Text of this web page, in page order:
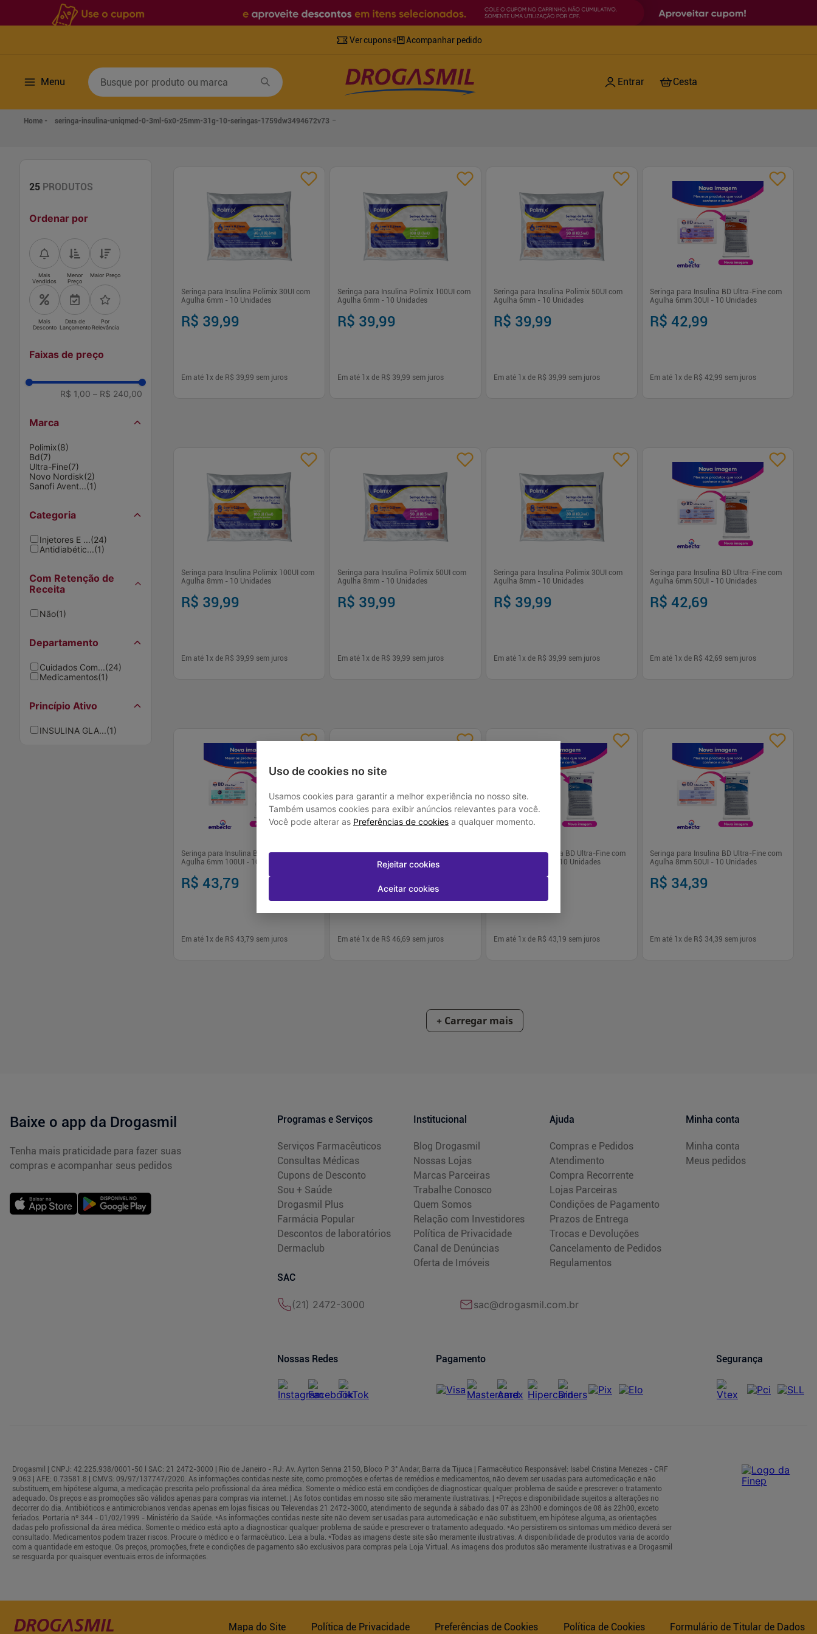
Ver cupons Acompanhar pedido
Menu
Busque por produto ou marca
Uso de cookies no site
Usamos cookies para garantir a melhor experiência no nosso site.
Também usamos cookies para exibir anúncios relevantes para você.
Você pode alterar as Preferências de cookies a qualquer momento.
Rejeitar cookies
Aceitar cookies
seringa-insulina-uniqmed-0-3ml-6x0-25mm-31g-10-seringas-1759dw3494672v73
25 PRODUTOS
Ordenar por
Mais
Vendidos
Menor
Preço
Maior Preço
Mais
Desconto
Data de
Lançamento
Por
Relevância
Faixas de preço
R$ 1,00 – R$ 240,00
Marca
Polimix(8)
Bd(7)
Ultra-Fine(7)
Novo Nordisk(2)
Sanofi Avent...(1)
Categoria
Injetores E ...(24)
Antidiabétic...(1)
Com Retenção de
Receita
Não(1)
Departamento
Cuidados Com...(24)
Medicamentos(1)
Princípio Ativo
INSULINA GLA...(1)
Seringa para Insulina Polimix 30UI com
Agulha 6mm - 10 Unidades
R$ 39,99
Em até 1x de R$ 39,99 sem juros
Seringa para Insulina Polimix 100UI com
Agulha 6mm - 10 Unidades
R$ 39,99
Em até 1x de R$ 39,99 sem juros
Seringa para Insulina Polimix 50UI com
Agulha 6mm - 10 Unidades
R$ 39,99
Em até 1x de R$ 39,99 sem juros
Seringa para Insulina BD Ultra-Fine com
Agulha 6mm 30UI - 10 Unidades
R$ 42,99
Em até 1x de R$ 42,99 sem juros
Seringa para Insulina Polimix 100UI com
Agulha 8mm - 10 Unidades
R$ 39,99
Em até 1x de R$ 39,99 sem juros
Seringa para Insulina Polimix 50UI com
Agulha 8mm - 10 Unidades
R$ 39,99
Em até 1x de R$ 39,99 sem juros
Seringa para Insulina Polimix 30UI com
Agulha 8mm - 10 Unidades
R$ 39,99
Em até 1x de R$ 39,99 sem juros
Seringa para Insulina BD Ultra-Fine com
Agulha 6mm 50UI - 10 Unidades
R$ 42,69
Em até 1x de R$ 42,69 sem juros
Seringa para Insulina BD Ultra-Fine com
Agulha 6mm 100UI - 10 Unidades
R$ 43,79
Em até 1x de R$ 43,79 sem juros
Seringa para Insulina BD Ultra-Fine com
Agulha 8mm 100UI - 10 Unidades
R$ 46,69
Em até 1x de R$ 46,69 sem juros
Seringa para Insulina BD Ultra-Fine com
Agulha 8mm 30UI - 10 Unidades
R$ 43,19
Em até 1x de R$ 43,19 sem juros
Seringa para Insulina BD Ultra-Fine com
Agulha 8mm 50UI - 10 Unidades
R$ 34,39
Em até 1x de R$ 34,39 sem juros
Baixe o app da Drogasmil
Tenha mais praticidade para fazer suas
compras e acompanhar seus pedidos
Programas e Serviços
Serviços Farmacêuticos
Consultas Médicas
Cupons de Desconto
Sou + Saúde
Drogasmil Plus
Farmácia Popular
Descontos de laboratórios
Dermaclub
Institucional
Blog Drogasmil
Nossas Lojas
Marcas Parceiras
Trabalhe Conosco
Quem Somos
Relação com Investidores
Política de Privacidade
Canal de Denúncias
Oferta de Imóveis
Ajuda
Compras e Pedidos
Atendimento
Compra Recorrente
Lojas Parceiras
Condições de Pagamento
Prazos de Entrega
Trocas e Devoluções
Cancelamento de Pedidos
Regulamentos
Minha conta
Minha conta
Meus pedidos
SAC
(21) 2472-3000 sac@drogasmil.com.br
Nossas Redes Pagamento Segurança
Drogasmil | CNPJ: 42.225.938/0001-50 l SAC: 21 2472-3000 | Rio de Janeiro - RJ: Av. Ayrton Senna 2150, Bloco P 3° Andar, Barra da Tijuca | Farmacêutico Responsável: Isabel Cristina Menezes - CRF
9.063 | AFE: 0.73581.8 | CMVS: 09/97/137747/2020. As informações contidas neste site, como promoções e ofertas de remédios e medicamentos, não devem ser usadas para automedicação e não
substituem, em hipótese alguma, a medicação prescrita pelo profissional da área médica. Somente o médico está em condições de diagnosticar qualquer problema de saúde e prescrever o tratamento
adequado. Os preços e as promoções são válidos apenas para compras via internet. | As fotos contidas em nosso site são meramente ilustrativas. | *Preços e disponibilidade sujeitos a alterações no
decorrer do dia. Antibióticos e antimicrobianos vendas apenas em lojas físicas ou Televendas 21 2472-3000, atendimento de segunda à sábado das 07 às 23h00 e domingos de 08 às 22h00, exceto
feriados. Portaria nº 344 - 01/02/1999 - Ministério da Saúde. *As informações contidas neste site não devem ser usadas para automedicação e não substituem, em hipótese alguma, as orientações
dadas pelo profissional da área médica. Somente o médico está apto a diagnosticar qualquer problema de saúde e prescrever o tratamento adequado. *Ao persistirem os sintomas um médico deverá ser
consultado. Medicamentos podem trazer riscos. Procure o médico e o farmacêutico. Leia a bula. *Todas as imagens deste site são meramente ilustrativas. A disponibilidade de produtos varia de acordo
com a quantidade em estoque. Os preços, promoções, frete e condições de pagamento são exclusivos para compras pela Loja Virtual. As imagens dos produtos são meramente ilustrativas e a Drogasmil
se resguarda por quaisquer eventuais erros de informações.
Mapa do Site Política de Privacidade Preferências de Cookies Política de Cookies Formulário de Titular de Dados
Termos mais buscados
fralda xg
shampoo